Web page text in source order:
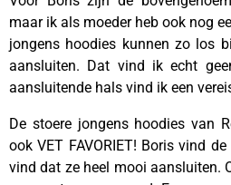
maar ik als moeder heb ook nog
jongens hoodies kunnen zo los
aansluiten. Dat vind ik echt
aansluitende hals vind ik een
De stoere jongens hoodies van
ook VET FAVORIET! Boris vind
vind dat ze heel mooi aansluiten.